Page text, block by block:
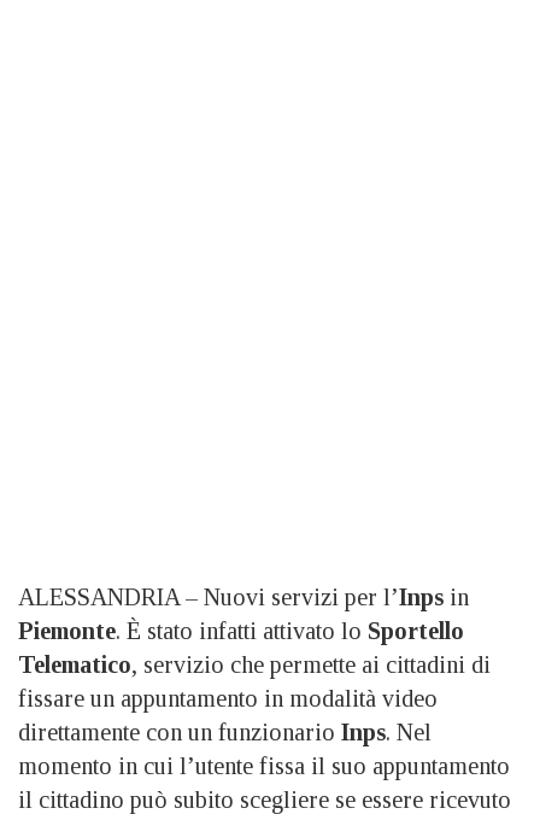
ALESSANDRIA – Nuovi servizi per l’Inps in
Piemonte. È stato infatti attivato lo Sportello
Telematico, servizio che permette ai cittadini di
fissare un appuntamento in modalità video
direttamente con un funzionario Inps. Nel
momento in cui l’utente fissa il suo appuntamento
il cittadino può subito scegliere se essere ricevuto